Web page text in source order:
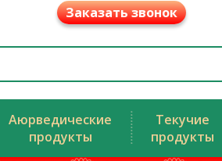
Заказать звонок
Аюрведические
продукты
Текучие
продукты